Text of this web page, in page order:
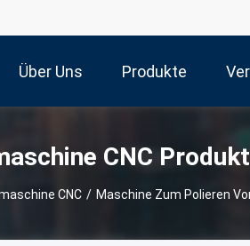
Über Uns Produkte
CNC
CNC / Maschine Zum Polieren